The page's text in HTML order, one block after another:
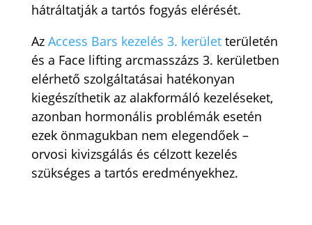
hátráltatják a tartós fogyás elérését.
Az Access Bars kezelés 3. kerületterületén
és a Face lifting arcmasszázs 3. kerületben
elérhető szolgáltatásai hatékonyan
kiegészíthetik az alakformáló kezeléseket,
azonban hormonális problémák esetén
ezek önmagukban nem elegendőek –
orvosi kivizsgálás és célzott kezelés
szükséges a tartós eredményekhez.